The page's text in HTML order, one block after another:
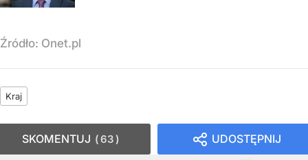
Źródło: Onet.pl
Kraj
UDOSTĘPNIJ
SKOMENTUJ 63